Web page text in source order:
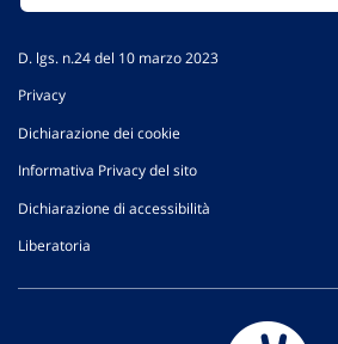
D. lgs. n.24 del 10 marzo 2023
Privacy
Dichiarazione dei cookie
Informativa Privacy del sito
Dichiarazione di accessibilità
Liberatoria